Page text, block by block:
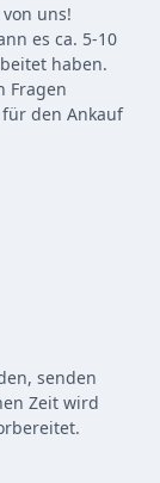
uns!
es ca. 5-10
haben.
Fragen
den Ankauf
senden
Zeit wird